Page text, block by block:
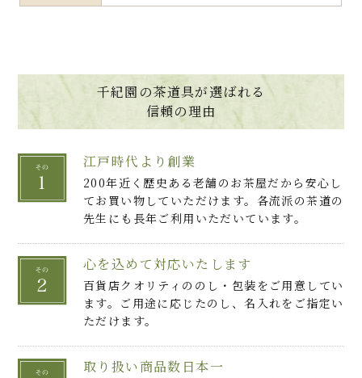
千紀園の茶道具が選ばれる
信頼の理由
江戸時代より創業
200年近く歴史ある老舗のお茶屋だから安心し
てお買い物していただけます。各流派の茶道の
先生にも長年ご利用いただいています。
心を込めて対応いたします
百貨店クオリティののし・包装をご用意してい
ます。ご用途に応じたのし、名入れをご指定い
ただけます。
取り扱い商品数日本一